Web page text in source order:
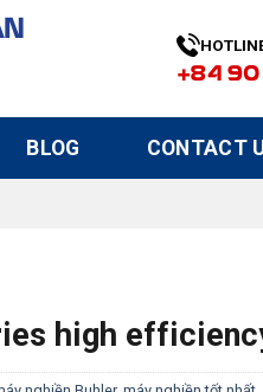
+84
BLOG CONTACT
high